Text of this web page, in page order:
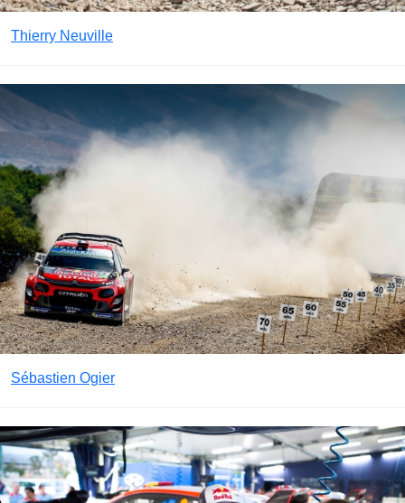
Thierry Neuville
Sébastien Ogier